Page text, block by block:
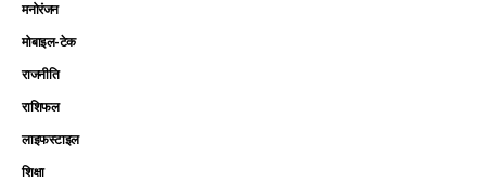
मनोरंजन
मोबाइल-टेक
राजनीति
राशिफल
लाइफस्टाइल
शिक्षा